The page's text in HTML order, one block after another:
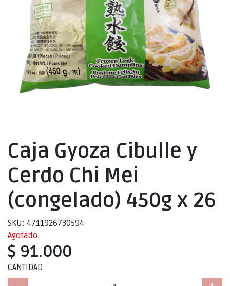
Caja Gyoza Cibulle y
Cerdo Chi Mei
(congelado) 450g x 26
SKU: 4711926730594
Agotado.
$ 91.000
CANTIDAD